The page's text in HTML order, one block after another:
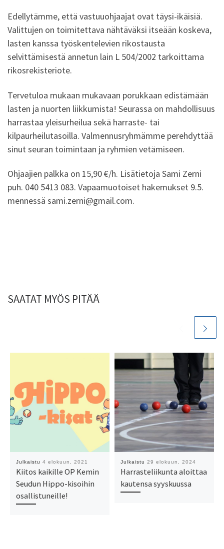
Edellytämme, että vastuuohjaajat ovat täysi-ikäisiä.
Valittujen on toimitettava nähtäväksi itseään koskeva,
lasten kanssa työskentelevien rikostausta
selvittämisestä annetun lain L 504/2002 tarkoittama
rikosrekisteriote.
Tervetuloa mukaan mukavaan porukkaan edistämään
lasten ja nuorten liikkumista! Seurassa on mahdollisuus
harrastaa yleisurheilua sekä harraste- tai
kilpaurheilutasoilla. Valmennusryhmämme perehdyttää
sinut seuran toimintaan ja ryhmien vetämiseen.
Ohjaajien palkka on 15,90 €/h. Lisätietoja Sami Zerni
puh. 040 5413 083. Vapaamuotoiset hakemukset 9.5.
mennessä sami.zerni@gmail.com.
SAATAT MYÖS PITÄÄ
Julkaistu 4 elokuun, 2021
Kiitos kaikille OP Kemin
Seudun Hippo-kisoihin
osallistuneille!
Julkaistu 29 elokuun, 2024
Harrasteliikunta aloittaa
kautensa syyskuussa